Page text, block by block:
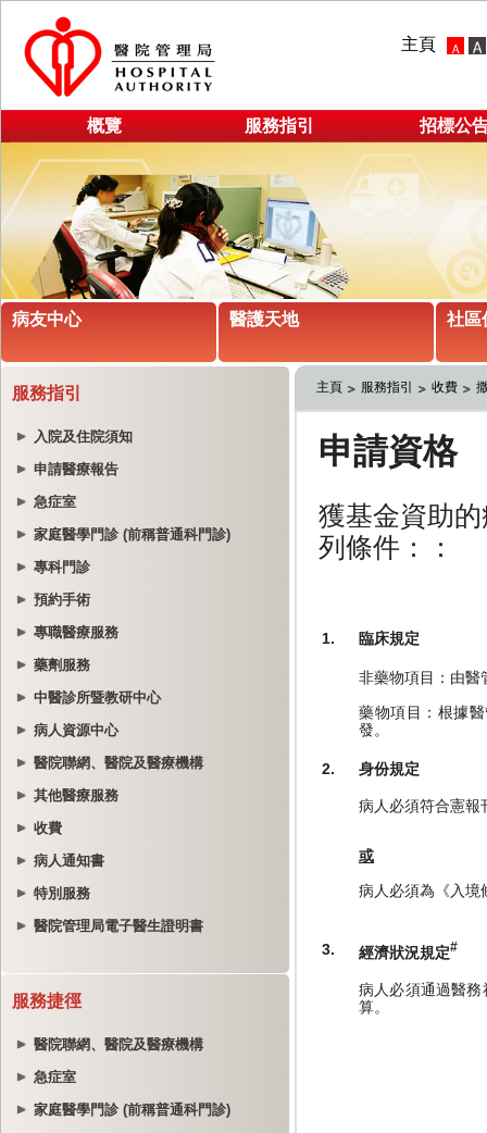
主頁
概覽 服務指引 招標公
病友中心 醫護天地 社區
服務指引
入院及住院須知
申請醫療報告
急症室
家庭醫學門診 (前稱普通科門診)
專科門診
預約手術
專職醫療服務
藥劑服務
中醫診所暨教研中心
病人資源中心
醫院聯網、醫院及醫療機構
其他醫療服務
收費
病人通知書
特別服務
醫院管理局電子醫生證明書
服務捷徑
醫院聯網、醫院及醫療機構
急症室
家庭醫學門診 (前稱普通科門診)
主頁 服務指引 收費